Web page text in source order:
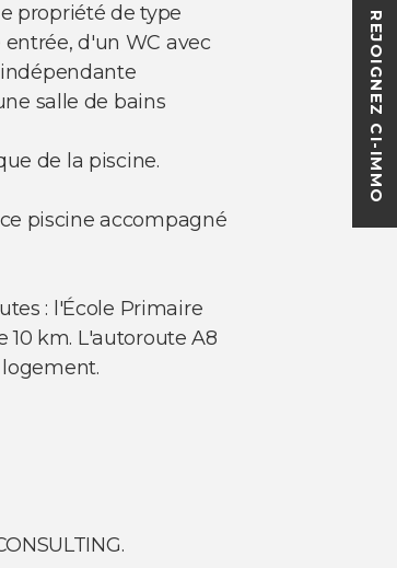
REJOIGNEZ CI-IMMO
propriété de type
d'un WC avec
salle de bains
de la piscine.
piscine accompagné
: l'École Primaire
km. L'autoroute A8